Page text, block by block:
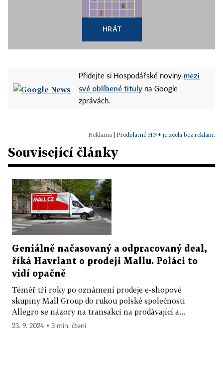
HRÁT
Přidejte si Hospodářské noviny mezi
své oblíbené tituly na Google
zprávách.
Předplatné HN+ je zcela bez reklam.
Související články
Geniálně načasovaný a odpracovaný deal,
říká Havrlant o prodeji Mallu. Poláci to
vidí opačně
Téměř tři roky po oznámení prodeje e-shopové
skupiny Mall Group do rukou polské společnosti
Allegro se názory na transakci na prodávající a...
23. 9. 2024 ▪ 3 min. čtení